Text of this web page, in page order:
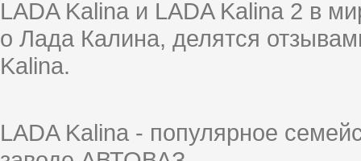
LADA Kalina и LADA Kalina 2 в
о Лада Калина, делятся
Kalina.
LADA Kalina - популярное